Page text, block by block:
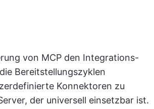
von MCP den Integrations-
Bereitstellungszyklen
Konnektoren zu
der universell einsetzbar ist.